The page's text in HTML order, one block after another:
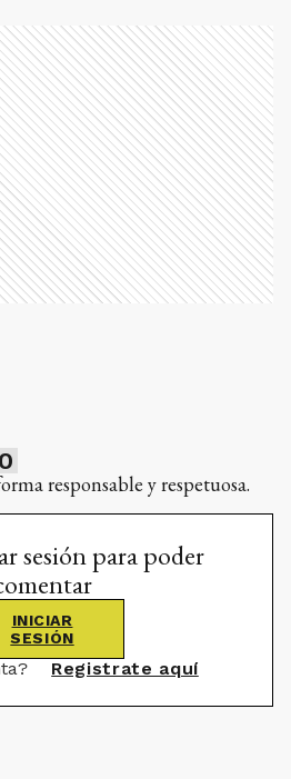
0
responsable y respetuosa.
sesión para poder
INICIAR
SESIÓN
Registrate aquí